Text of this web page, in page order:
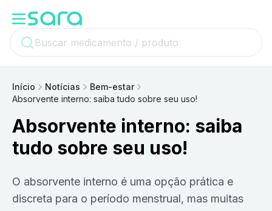
Início Notícias
Bem-estar
Absorvente interno: saiba tudo sobre seu uso!
Absorvente interno: saiba
tudo sobre seu uso!
O absorvente interno é uma opção prática e
discreta para o período menstrual, mas muitas